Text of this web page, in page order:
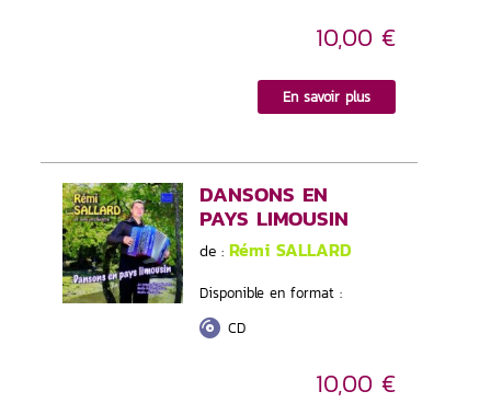
10,00 €
En savoir plus
DANSONS EN
PAYS LIMOUSIN
de : Rémi SALLARD
Disponible en format :
CD
10,00 €